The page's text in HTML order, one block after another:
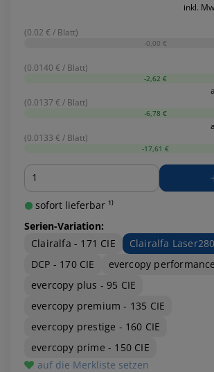
inkl.
(0.02 € / Blatt)
-0,00 €
(0.0140 € / Blatt)
-2,62 €
(0.0137 € / Blatt)
-6,78 €
(0.0133 € / Blatt)
-17,61 €
Menge
sofort lieferbar ¹⁾
Serien-Variation:
Clairalfa - 171 CIE
Clairalfa
DCP - 170 CIE
evercopy
evercopy plus - 95 CIE
evercopy premium - 135 CIE
evercopy prestige - 160 CIE
evercopy prime - 150 CIE
auf die Merkliste setzen